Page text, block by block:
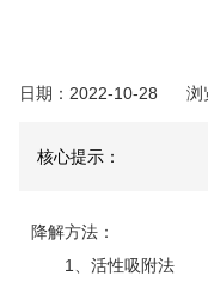
日期：2022-10-28 浏
核心提示：
降解方法：
1、活性吸附法